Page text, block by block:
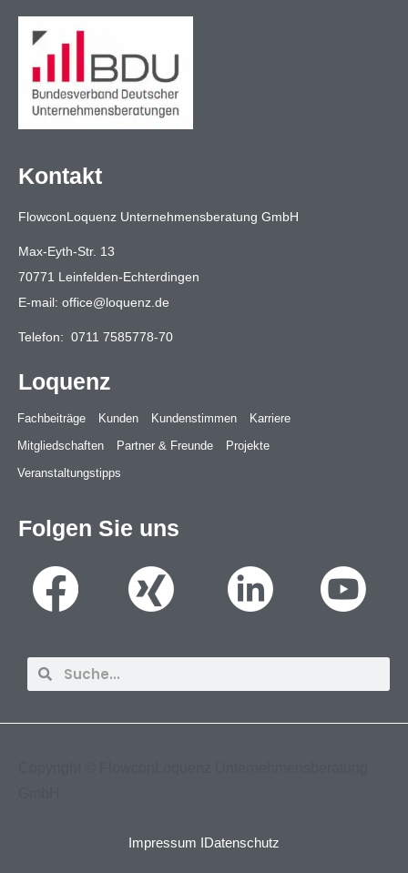
Kontakt
FlowconLoquenz Unternehmensberatung GmbH
Max-Eyth-Str. 13
70771 Leinfelden-Echterdingen
E-mail: office@loquenz.de
Telefon: 0711 7585778-70
Loquenz
Fachbeiträge Kunden Kundenstimmen
Karriere
Mitgliedschaften
Partner & Freunde
Projekte
Veranstaltungstipps
Folgen Sie uns
Impressum IDatenschutz